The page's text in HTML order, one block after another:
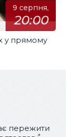
9 серпня,
20:00
у прямому
пережити